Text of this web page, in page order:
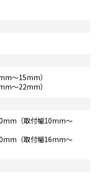
～15mm）
～22mm）
（取付幅10mm～
（取付幅16mm～